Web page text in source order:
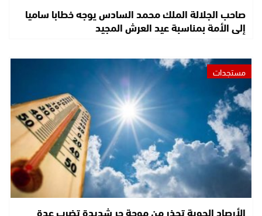
صاحب الجلالة الملك محمد السادس يوجه خطابا ساميا
إلى الأمة بمناسبة عيد العرش المجيد
مستجدات
الأرصاد الجوية تحذر من موجة حر شديدة تضرب عدة